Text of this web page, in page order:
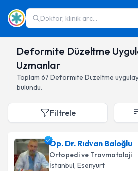
Doktor, klinik ara...
Deformite Düzeltme
Uzmanlar
Toplam 67 Deformite Düzeltme
bulundu.
Filtrele
Op. Dr. Rıdvan Baloğlu
Ortopedi ve Travmatoloji
İstanbul, Esenyurt